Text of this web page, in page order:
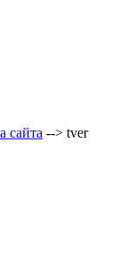
сайта --> tver